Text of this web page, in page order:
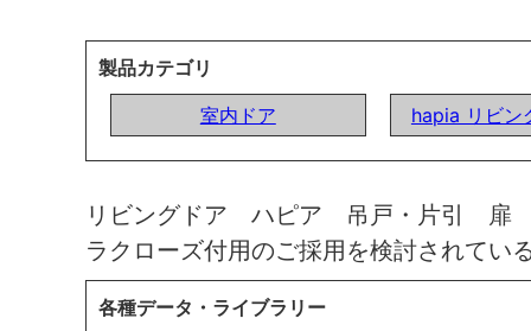
製品カテゴリ
室内ドア
hapia リビン
リビングドア ハピア 吊戸・片引 扉
ラクローズ付用のご採用を検討されてい
各種データ・ライブラリー